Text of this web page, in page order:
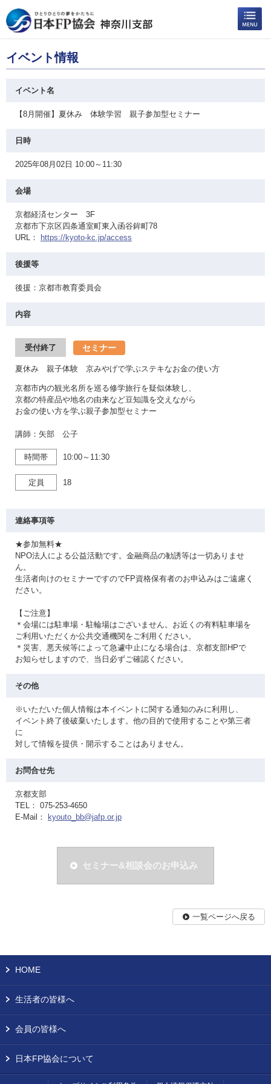
イベント情報
イベント名
【8月開催】夏休み 体験学習 親子参加型セミナー
日時
2025年08月02日 10:00～11:30
会場
京都経済センター 3F
京都市下京区四条通室町東入函谷鉾町78
URL：
https://kyoto-kc.jp/access
後援等
後援：京都市教育委員会
内容
受付終了 セミナー
夏休み 親子体験 京みやげで学ぶステキなお金の使い方
京都市内の観光名所を巡る修学旅行を疑似体験し、
京都の特産品や地名の由来など豆知識を交えながら
お金の使い方を学ぶ親子参加型セミナー
講師：矢部 公子
時間帯 10:00～11:30
定員 18
連絡事項等
★参加無料★
NPO法人による公益活動です。金融商品の勧誘等は一切ありませ
ん。
生活者向けのセミナーですのでFP資格保有者のお申込みはご遠慮く
ださい。
【ご注意】
＊会場には駐車場・駐輪場はございません。お近くの有料駐車場を
ご利用いただくか公共交通機関をご利用ください。
＊災害、悪天候等によって急遽中止になる場合は、京都支部HPで
お知らせしますので、当日必ずご確認ください。
その他
※いただいた個人情報は本イベントに関する通知のみに利用し、
イベント終了後破棄いたします。他の目的で使用することや第三者
に
対して情報を提供・開示することはありません。
お問合せ先
京都支部
TEL： 075-253-4650
E-Mail：
kyouto_bb@jafp.or.jp
セミナー&相談会のお申込み
一覧ページへ戻る
HOME
生活者の皆様へ
会員の皆様へ
日本FP協会について